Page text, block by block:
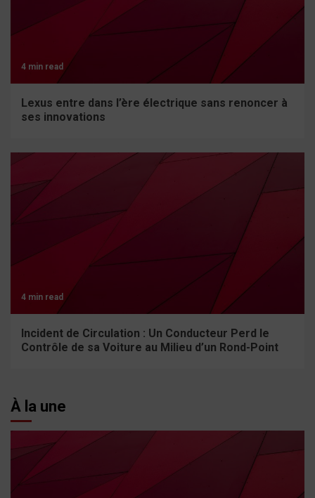
4 min read
Lexus entre dans l’ère électrique sans renoncer à
ses innovations
4 min read
Incident de Circulation : Un Conducteur Perd le
Contrôle de sa Voiture au Milieu d’un Rond-Point
À la une